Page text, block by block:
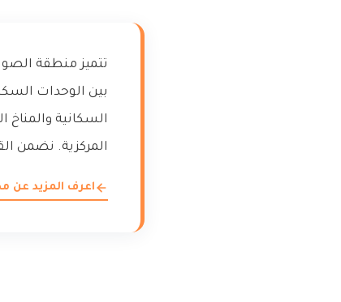
تتميز منطقة
بين الوحدات
السكانية
المركزية. نضمن
اعرف المزيد عن